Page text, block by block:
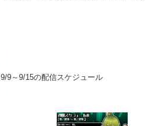
9/9～9/15の配信スケジュール